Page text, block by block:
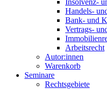
Handels-
Bank- und
Vertrags-
Arbeitsrecht
Autor:innen
Warenkorb
Seminare
Rechtsgebiete